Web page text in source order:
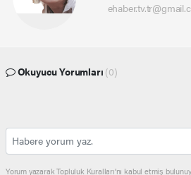
Okuyucu Yorumları (0)
Yorum yazarak Topluluk Kuralları’nı kabul etmiş